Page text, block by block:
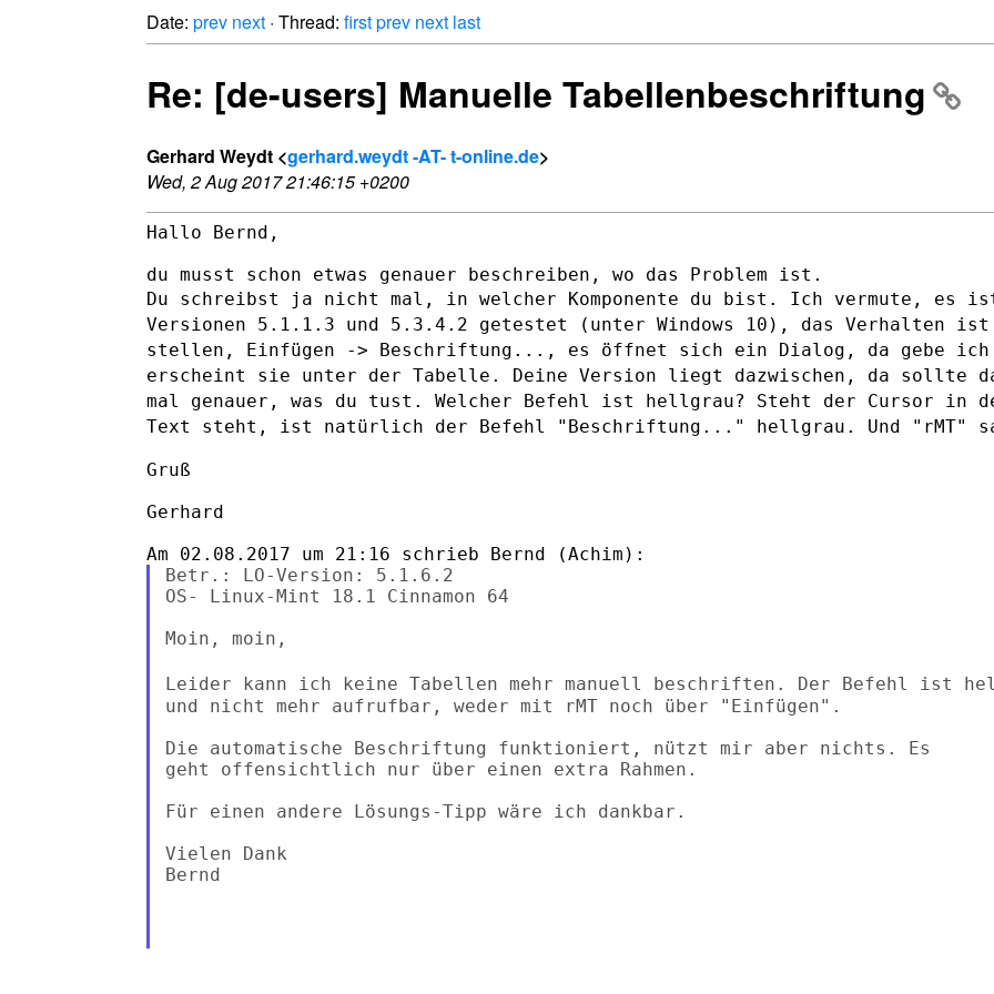
Date: prev next · Thread: firstprev next last
Re: [de-users] Manuelle Tabellenbeschriftung
Gerhard Weydt <gerhard.weydt -AT- t-online.de>
Wed, 2 Aug 2017 21:46:15 +0200
Hallo Bernd,
Du schreibst ja nicht mal, in welcher Komponente du bist. Ich vermute, es
Versionen 5.1.1.3 und 5.3.4.2 getestet
(unter Windows 10), das Verhalten
stellen, Einfügen -> Beschriftung..., es öffnet sich ein Dialog, da gebe ich
erscheint sie unter der Tabelle. Deine Version liegt dazwischen, da sollte
mal genauer, was du tust. Welcher Befehl ist hellgrau? Steht der Cursor in
Text steht, ist natürlich der Befehl
"Beschriftung..." hellgrau. Und "rMT"
Gruß
Gerhard
Betr.: LO-Version: 5.1.6.2
OS- Linux-Mint 18.1 Cinnamon 64
Moin, moin,
Leider kann ich keine Tabellen mehr manuell beschriften. Der Befehl ist
und nicht mehr aufrufbar, weder mit rMT noch über "Einfügen".
Die automatische Beschriftung funktioniert, nützt mir aber nichts. Es
geht offensichtlich nur über einen extra Rahmen.
Für einen andere Lösungs-Tipp wäre ich dankbar.
Vielen Dank
Bernd